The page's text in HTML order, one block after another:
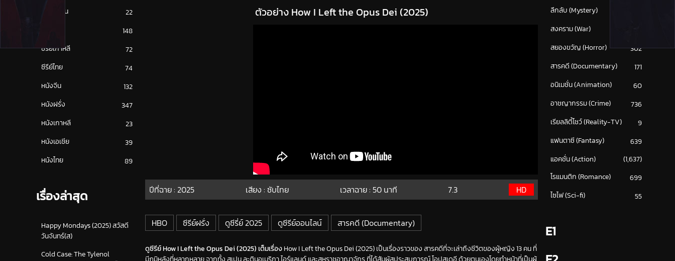
ซีรีย์ญี่ปุ่น
22
148
ซีรีย์เกาหลี
72
ซีรีย์ไทย
74
หนังจีน
132
หนังฝรั่ง
347
หนังเกาหลี
23
หนังเอเชีย
39
หนังไทย
89
เรื่องล่าสุด
Happy Mondays (2025) สวัสดี
วันจันทร์(ส)
Cold Case: The Tylenol
ตัวอย่าง How I Left the Opus Dei (2025)
ปีที่ฉาย : 2025 เสียง : ซับไทย เวลาฉาย : 50 นาที 7.3 HD
HBO ซีรีย์ฝรั่ง ดูซีรี่ย์ 2025 ดูซีรีย์ออนไลน์ สารคดี (Documentary)
ดูซีรีย์ How I Left the Opus Dei (2025) เต็มเรื่องHow I Left the Opus Dei (2025) เป็นเรื่องราวของ สารคดีที่จะเล่าถึงชีวิตของผู้หญิง 13 คน ที่
ลึกลับ (Mystery)
สงคราม (War)
สยองขวัญ (Horror)
302
สารคดี (Documentary)
171
อนิเมชั่น (Animation)
60
อาชญากรรม (Crime)
736
เรียลลิตี้โชว์ (Reality-TV)
9
แฟนตาซี (Fantasy)
639
แอคชั่น (Action)
(1,637)
โรแมนติก (Romance)
699
ไซไฟ (Sci-fi)
55
E1